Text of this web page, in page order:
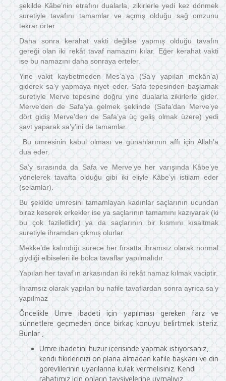
şekilde Kâbe’nin etrafını dualarla, zikirlerle yedi kez dönmek
suretiyle tavafını tamamlar ve açmış olduğu sağ omzunu
tekrar örter.
Daha sonra kerahat vakti değilse yapmış olduğu tavafın
gereği olan iki rekât tavaf namazını kılar. Eğer kerahat vakti
ise bu namazını daha sonraya erteler.
Yine vakit kaybetmeden Mes’a’ya (Sa’y yapılan mekân’a)
giderek sa’y yapmaya niyet eder. Safa tepesinden başlamak
suretiyle Merve tepesine doğru yine dualarla zikirlerle gider.
Merve’den de Safa’ya gelmek şeklinde (Safa’dan Merve’ye
dört gidiş Merve’den de Safa’ya üç geliş olmak üzere) yedi
şavt yaparak sa’y’ini de tamamlar.
Bu umresinin kabul olması ve günahlarının affı için Allah’a
dua eder.
Sa’y sırasında da Safa ve Merve’ye her varışında Kâbe’ye
yönelerek tavafta olduğu gibi iki eliyle Kâbe’yi istilam eder
(selamlar).
Bu şekilde umresini tamamlayan kadınlar saçlarının ucundan
biraz keserek erkekler ise ya saçlarının tamamını kazıyarak (ki
bu çok faziletlidir) ya da saçlarının bir kısmını kısaltmak
suretiyle ihramdan çıkmış olurlar.
Mekke’de kalındığı sürece her fırsatta ihramsız olarak normal
giydiği elbiseleri ile bolca tavaflar yapılmalıdır.
Yapılan her tavaf’ın arkasından iki rekât namaz kılmak vaciptir.
İhramsız olarak yapılan bu nafile tavaflardan sonra ayrıca sa’y
yapılmaz
Öncelikle Umre ibadeti için yapılması gereken farz ve
sünnetlere geçmeden önce birkaç konuyu belirtmek isteriz.
Bunlar ;
Umre ibadetini huzur içerisinde yapmak istiyorsanız,
kendi fikirlerinizi ön plana almadan kafile başkanı ve din
görevlilerinin uyarılarına kulak vermelisiniz. Kendi
rahatımız için onların tavsiyelerine uymalıyız.